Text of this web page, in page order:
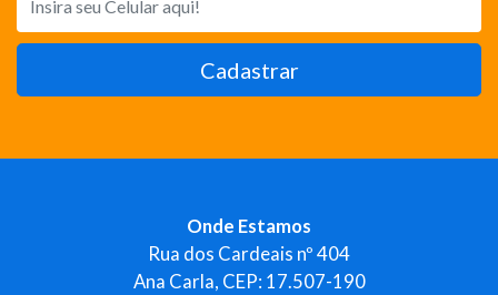
Cadastrar
Onde Estamos
Rua dos Cardeais nº 404
Ana Carla, CEP: 17.507-190